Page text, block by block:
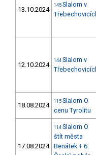
13.10.2024
145 Slalom v
12.10.2024
144 Slalom v
18.08.2024 115 Slalom O
cenu Tyrolitu
17.08.2024
114 Slalom O
štít města
Benátek + 6.